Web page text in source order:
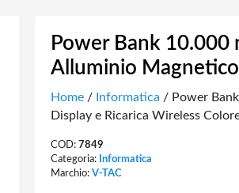
Power Bank 10.000
Alluminio
Home/ Informatica / Power
Display e Ricarica Wireless
COD: 7849
Categoria: Informatica
Marchio: V-TAC